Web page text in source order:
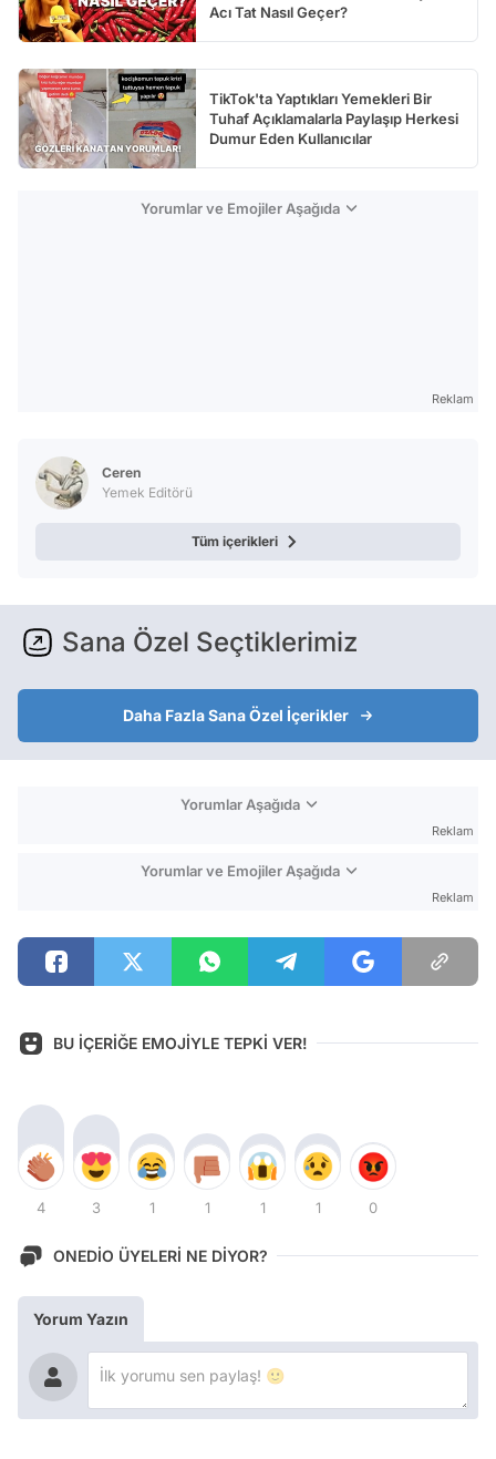
Acı Tat Nasıl Geçer?
TikTok'ta Yaptıkları Yemekleri Bir
Tuhaf Açıklamalarla Paylaşıp Herkesi
Dumur Eden Kullanıcılar
Yorumlar ve Emojiler Aşağıda
Reklam
Ceren
Yemek Editörü
Tüm içerikleri
Sana Özel Seçtiklerimiz
Daha Fazla Sana Özel İçerikler
Yorumlar Aşağıda
Reklam
Yorumlar ve Emojiler Aşağıda
Reklam
BU İÇERİĞE EMOJİYLE TEPKİ VER!
4 3 1 1 1 1 0
ONEDİO ÜYELERİ NE DİYOR?
Yorum Yazın